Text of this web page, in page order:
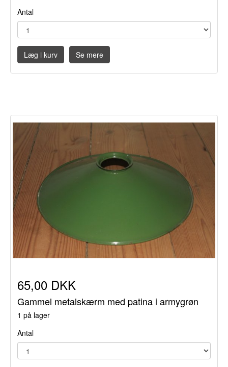
Antal
Læg i kurv Se mere
65,00 DKK
Gammel metalskærm med patina i armygrøn
1 på lager
Antal